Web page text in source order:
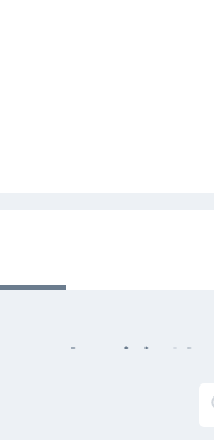
エキガタリ